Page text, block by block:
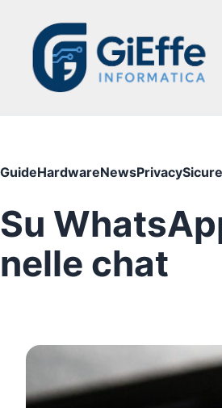
GuideHardwareNewsPrivacy
Su
nelle chat